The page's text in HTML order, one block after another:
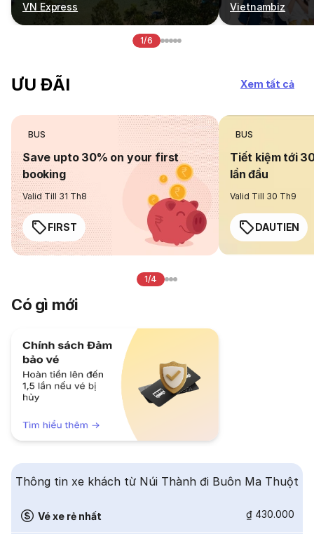
VN Express Vietnambiz
1/6
ƯU ĐÃI Xem tất cả
BUS
Save upto 30% on your first
booking
Valid Till 31 Th8
FIRST
BUS
Tiết kiệm tới
lần đầu
Valid Till 30 Th9
DAUTIEN
1/4
Có gì mới
Thông tin xe khách từ Núi Thành đi Buôn Ma Thuột
Vé xe rẻ nhất ₫ 430.000